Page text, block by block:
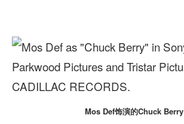
Mos Def饰演的Chuck Berry